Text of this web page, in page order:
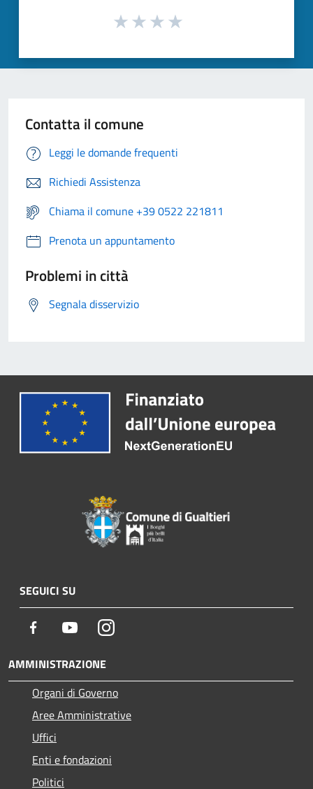
Contatta il comune
Leggi le domande frequenti
Richiedi Assistenza
Chiama il comune +39 0522 221811
Prenota un appuntamento
Problemi in città
Segnala disservizio
SEGUICI SU
Facebook YoutubeInstagram
AMMINISTRAZIONE
Organi di Governo
Aree Amministrative
Uffici
Enti e fondazioni
Politici